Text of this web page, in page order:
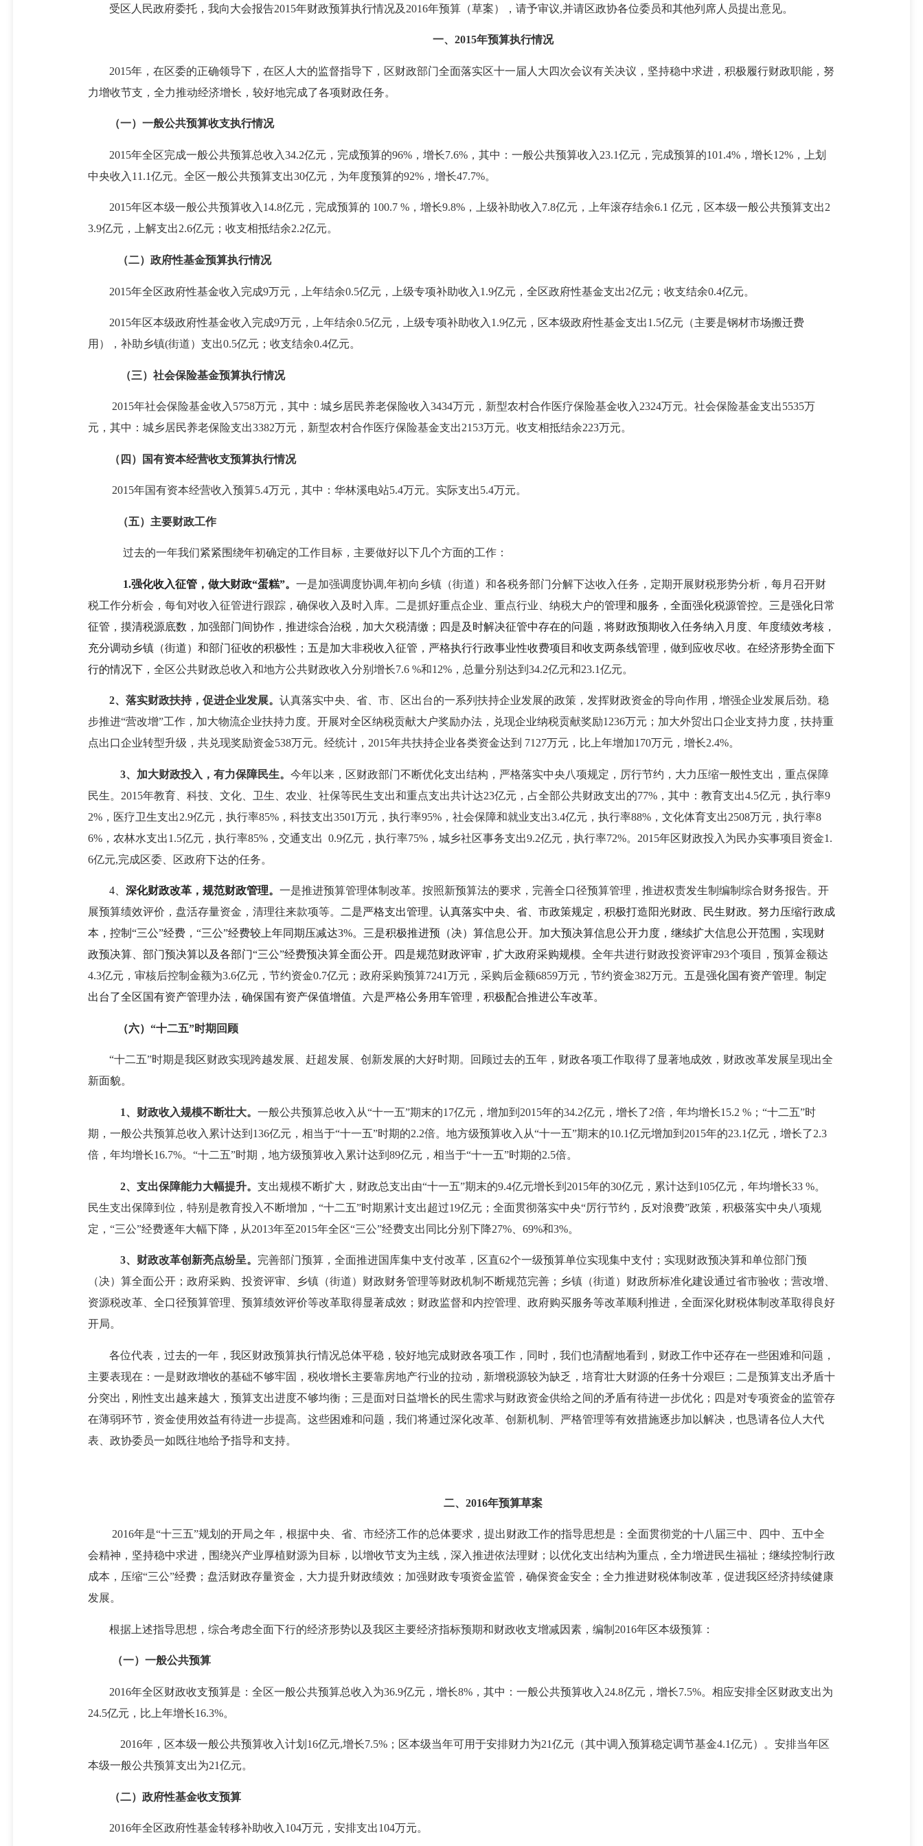
受区人民政府委托，我向大会报告2015年财政预算执行情况及2016年预算（草案），请予审议,并请区政协各位委员和其他列席人员提出意见。
一、2015年预算执行情况
2015年，在区委的正确领导下，在区人大的监督指导下，区财政部门全面落实区十一届人大四次会议有关决议，坚持稳中求进，积极履行财政职能，努
力增收节支，全力推动经济增长，较好地完成了各项财政任务。
（一） 一般公共预算收支执行情况
2015年全区完成一般公共预算总收入34.2亿元，完成预算的96%，增长7.6%，其中：一般公共预算收入23.1亿元，完成预算的101.4%，增长12%，上划
中央收入11.1亿元。全区一般公共预算支出30亿元，为年度预算的92%，增长47.7%。
2015年区本级一般公共预算收入14.8亿元，完成预算的 100.7 %，增长9.8%，上级补助收入7.8亿元，上年滚存结余6.1 亿元，区本级一般公共预算支出2
3.9亿元，上解支出2.6亿元；收支相抵结余2.2亿元。
（二）政府性基金预算执行情况
2015年全区政府性基金收入完成9万元，上年结余0.5亿元，上级专项补助收入1.9亿元，全区政府性基金支出2亿元；收支结余0.4亿元。
2015年区本级政府性基金收入完成9万元，上年结余0.5亿元，上级专项补助收入1.9亿元，区本级政府性基金支出1.5亿元（主要是钢材市场搬迁费
用），补助乡镇(街道）支出0.5亿元；收支结余0.4亿元。
（三）社会保险基金预算执行情况
2015年社会保险基金收入5758万元，其中：城乡居民养老保险收入3434万元，新型农村合作医疗保险基金收入2324万元。社会保险基金支出5535万
元，其中：城乡居民养老保险支出3382万元，新型农村合作医疗保险基金支出2153万元。收支相抵结余223万元。
（四）国有资本经营收支预算执行情况
2015年国有资本经营收入预算5.4万元，其中：华林溪电站5.4万元。实际支出5.4万元。
（五）主要财政工作
过去的一年我们紧紧围绕年初确定的工作目标，主要做好以下几个方面的工作：
1.强化收入征管，做大财政“蛋糕”。 一是加强调度协调,年初向乡镇（街道）和各税务部门分解下达收入任务，定期开展财税形势分析，每月召开财
税工作分析会，每旬对收入征管进行跟踪，确保收入及时入库。二是抓好重点企业、重点行业、纳税大户的管理和服务，全面强化税源管控。三是强化日常
征管，摸清税源底数，加强部门间协作，推进综合治税，加大欠税清缴；四是及时解决征管中存在的问题，将财政预期收入任务纳入月度、年度绩效考核，
充分调动乡镇（街道）和部门征收的积极性；五是加大非税收入征管，严格执行行政事业性收费项目和收支两条线管理，做到应收尽收。在经济形势全面下
行的情况下， 全区公共财政总收入和地方公共财政收入分别增长7.6 %和12%，总量分别达到34.2亿元和23.1亿元。
2、落实财政扶持，促进企业发展。 认真落实中央、省、市、区出台的一系列扶持企业发展的政策，发挥财政资金的导向作用，增强企业发展后劲。稳
步推进“营改增”工作，加大物流企业扶持力度。开展对全区纳税贡献大户奖励办法，兑现企业纳税贡献奖励1236万元；加大外贸出口企业支持力度，扶持重
点出口企业转型升级，共兑现奖励资金538万元。经统计，2015年共扶持企业各类资金达到 7127万元，比上年增加170万元，增长2.4%。
3、加大财政投入，有力保障民生。 今年以来， 区财政部门不断优化支出结构，严格落实中央八项规定，厉行节约，大力压缩一般性支出，重点保障
民生。 2015年教育、科技、文化、卫生、农业、社保等民生支出和重点支出共计达23亿元，占全部公共财政支出的77%，其中：教育支出4.5亿元，执行率9
2%，医疗卫生支出2.9亿元，执行率85%，科技支出3501万元，执行率95%，社会保障和就业支出3.4亿元，执行率88%，文化体育支出2508万元，执行率8
6%，农林水支出1.5亿元，执行率85%，交通支出 0.9亿元，执行率75%，城乡社区事务支出9.2亿元，执行率72%。2015年区财政投入为民办实事项目资金1.
6亿元,完成区委、区政府下达的任务。
4、 深化财政改革，规范财政管理。 一是推进预算管理体制改革。按照新预算法的要求，完善全口径预算管理，推进权责发生制编制综合财务报告。开
展预算绩效评价，盘活存量资金，清理往来款项等。
二是严格支出管理。认真落实中央、省、市政策规定，积极打造阳光财政、民生财政。努力压缩行政成
本，控制“三公”经费，“三公”经费较上年同期压减达3%。三是积极推进预（决）算信息公开。加大预决算信息公开力度，继续扩大信息公开范围，实现财
政预决算、部门预决算以及各部门“三公”经费预决算全面公开。四是规范财政评审，扩大政府采购规模。 全年共进行财政投资评审293个项目，预算金额达
4.3亿元，审核后控制金额为3.6亿元，节约资金0.7亿元；政府采购预算7241万元，采购后金额6859万元，节约资金382万元。五是强化国有资产管理。制定
出台了全区国有资产管理办法，确保国有资产保值增值。六是严格公务用车管理，积极配合推进公车改革。
（六） “十二五”时期回顾
“十二五”时期是我区财政实现跨越发展、赶超发展、创新发展的大好时期。回顾过去的五年，财政各项工作取得了显著地成效，财政改革发展呈现出全
新面貌。
1、财政收入规模不断壮大。 一般公共预算总收入从“十一五”期末的17亿元，增加到2015年的34.2亿元，增长了2倍，年均增长15.2 %；“十二五”时
期，一般公共预算总收入累计达到136亿元，相当于“十一五”时期的2.2倍。地方级预算收入从“十一五”期末的10.1亿元增加到2015年的23.1亿元，增长了2.3
倍，年均增长16.7%。“十二五”时期，地方级预算收入累计达到89亿元，相当于“十一五”时期的2.5倍。
2、支出保障能力大幅提升。 支出规模不断扩大，财政总支出由“十一五”期末的9.4亿元增长到2015年的30亿元，累计达到105亿元，年均增长33 %。
民生支出保障到位，特别是教育投入不断增加，“十二五”时期累计支出超过19亿元；全面贯彻落实中央“厉行节约，反对浪费”政策，积极落实中央八项规
定，“三公”经费逐年大幅下降，从2013年至2015年全区“三公”经费支出同比分别下降27%、69%和3%。
3、财政改革创新亮点纷呈。 完善部门预算，全面推进国库集中支付改革，区直62个一级预算单位实现集中支付；实现财政预决算和单位部门预
（决）算全面公开；政府采购、投资评审、乡镇（街道）财政财务管理等财政机制不断规范完善；乡镇（街道）财政所标准化建设通过省市验收；营改增、
资源税改革、全口径预算管理、预算绩效评价等改革取得显著成效；财政监督和内控管理、政府购买服务等改革顺利推进，全面深化财税体制改革取得良好
开局。
各位代表，过去的一年，我区财政预算执行情况总体平稳，较好地完成财政各项工作，同时，我们也清醒地看到，财政工作中还存在一些困难和问题，
主要表现在：一是财政增收的基础不够牢固，税收增长主要靠房地产行业的拉动，新增税源较为缺乏，培育壮大财源的任务十分艰巨；二是预算支出矛盾十
分突出，刚性支出越来越大，预算支出进度不够均衡；三是面对日益增长的民生需求与财政资金供给之间的矛盾有待进一步优化；四是对专项资金的监管存
在薄弱环节，资金使用效益有待进一步提高。这些困难和问题，我们将通过深化改革、创新机制、严格管理等有效措施逐步加以解决，也恳请各位人大代
表、政协委员一如既往地给予指导和支持。
二、2016年预算草案
2016年是“十三五”规划的开局之年， 根据中央、省、市经济工作的总体要求，提出财政工作的指导思想是：全面贯彻党的十八届三中、四中、五中全
会精神，坚持稳中求进，围绕兴产业厚植财源为目标， 以增收节支为主线，深入推进依法理财；以优化支出结构为重点，全力增进民生福祉；继续控制行政
成本，压缩“三公”经费；盘活财政存量资金， 大力提升财政绩效； 加强财政专项资金监管， 确保资金安全 ；全力推进财税体制改革，促进我区经济持续健康
发展。
根据上述指导思想，综合考虑全面下行的经济形势以及我区主要经济指标预期和财政收支增减因素，编制2016年区本级预算：
（一）一般公共预算
2016年全区财政收支预算是：全区一般公共预算总收入为36.9亿元，增长8%，其中：一般公共预算收入24.8亿元，增长7.5%。相应安排全区财政支出为
24.5亿元，比上年增长16.3%。
2016年，区本级一般公共预算收入计划16亿元,增长7.5%；区本级当年可用于安排财力为21亿元（其中调入预算稳定调节基金4.1亿元）。安排当年区
本级一般公共预算支出为21亿元。
（二）政府性基金收支预算
2016年全区政府性基金转移补助收入104万元，安排支出104万元。